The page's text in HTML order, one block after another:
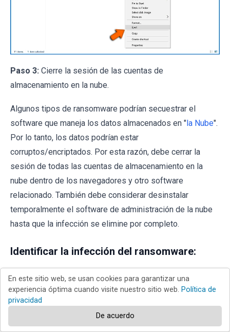
Paso 3: Cierre la sesión de las cuentas de
almacenamiento en la nube.
Algunos tipos de ransomware podrían secuestrar el
software que maneja los datos almacenados en " la Nube".
Por lo tanto, los datos podrían estar
corruptos/encriptados. Por esta razón, debe cerrar la
sesión de todas las cuentas de almacenamiento en la
nube dentro de los navegadores y otro software
relacionado. También debe considerar desinstalar
temporalmente el software de administración de la nube
hasta que la infección se elimine por completo.
Identificar la infección del ransomware:
Para manejar adecuadamente una infección, primero hay
que identificarla. Algunas infecciones de ransomware
utilizan mensajes de solicitud de rescate como
En este sitio web, se usan cookies para garantizar una
experiencia óptima cuando visite nuestro sitio web. Política de
privacidad
De acuerdo